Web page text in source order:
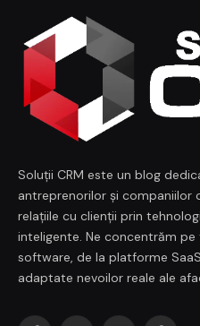
Soluții CRM este un blog
antreprenorilor și companiilor
relațiile cu clienții prin
inteligente. Ne concentrăm
software, de la platforme
adaptate nevoilor reale ale